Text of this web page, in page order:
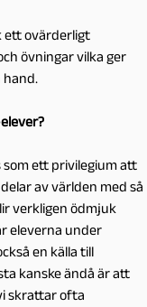
ett ovärderligt
övningar vilka ger
hand.
som ett privilegium att
av världen med så
verkligen ödmjuk
eleverna under
en källa till
kanske ändå är att
skrattar ofta